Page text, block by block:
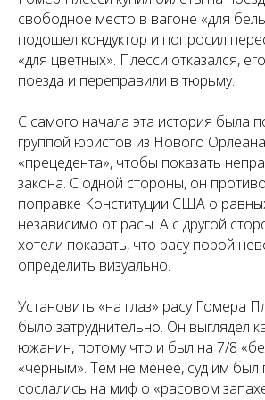
свободное место в вагоне «для
подошел кондуктор и попросил
«для цветных». Плесси отказался,
поезда и переправили в тюрьму.
С самого начала эта история была
группой юристов из Нового
«прецедента», чтобы показать
закона. С одной стороны, он
поправке Конституции США о
независимо от расы. А с другой
хотели показать, что расу порой
определить визуально.
Установить «на глаз» расу Гомера
было затруднительно. Он выглядел
южанин, потому что и был на 7/8
«черным». Тем не менее, суд им был
сослались на миф о «расовом